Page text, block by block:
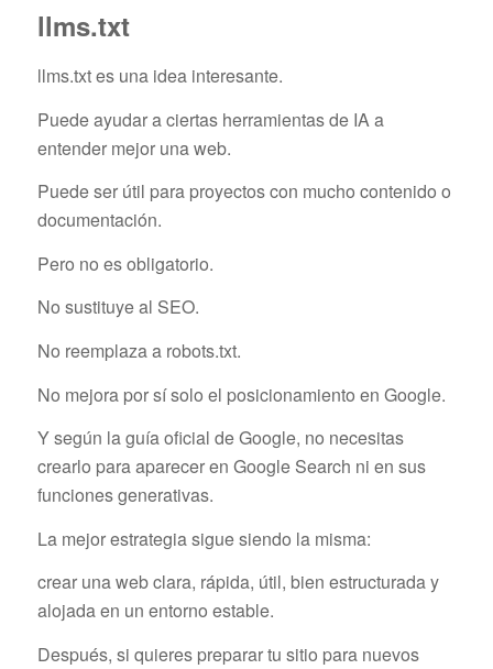
llms.txt
llms.txt es una idea interesante.
Puede ayudar a ciertas herramientas de IA a
entender mejor una web.
Puede ser útil para proyectos con mucho contenido o
documentación.
Pero no es obligatorio.
No sustituye al SEO.
No reemplaza a robots.txt.
No mejora por sí solo el posicionamiento en Google.
Y según la guía oficial de Google, no necesitas
crearlo para aparecer en Google Search ni en sus
funciones generativas.
La mejor estrategia sigue siendo la misma:
crear una web clara, rápida, útil, bien estructurada y
alojada en un entorno estable.
Después, si quieres preparar tu sitio para nuevos